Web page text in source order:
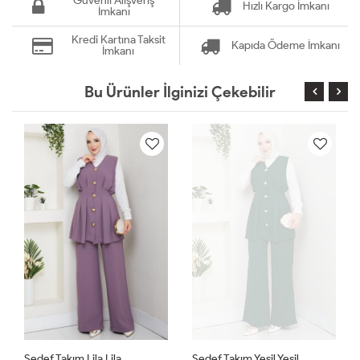
İmkanı
Hızlı Kargo İmkanı
Kredi Kartına Taksit
İmkanı
Kapıda Ödeme İmkanı
Bu Ürünler İlginizi Çekebilir